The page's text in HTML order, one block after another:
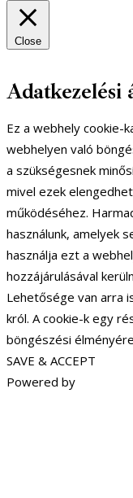
Close
Adatkezelési
Ez a webhely cookie-
webhelyen való
a szükségesnek
mivel ezek
működéséhez.
használunk, amelyek
használja ezt a
hozzájárulásával
Lehetősége van arra
król. A cookie-k egy
böngészési
SAVE & ACCEPT
Powered by